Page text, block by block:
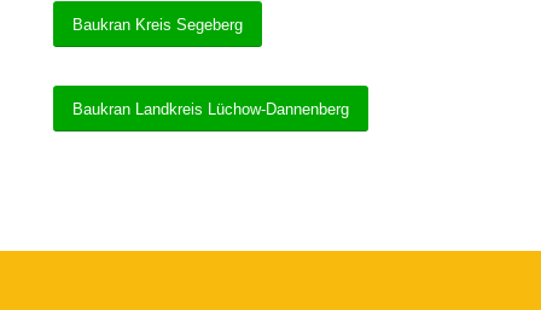
Baukran Kreis Segeberg
Baukran Landkreis Lüchow-Dannenberg